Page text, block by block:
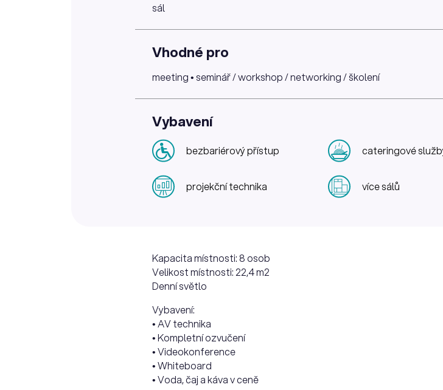
sál
Vhodné pro
meeting • seminář / workshop / networking / školení
Vybavení
bezbariérový přístup cateringové
projekční technika více sálů
Kapacita místnosti: 8 osob
Velikost místnosti: 22,4 m2
Denní světlo
Vybavení:
• AV technika
• Kompletní ozvučení
• Videokonference
• Whiteboard
• Voda, čaj a káva v ceně